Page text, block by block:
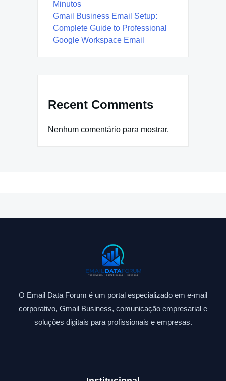
Minutos
Gmail Business Email Setup:
Complete Guide to Professional
Google Workspace Email
Recent Comments
Nenhum comentário para mostrar.
O Email Data Forum é um portal especializado em e-mail
corporativo, Gmail Business, comunicação empresarial e
soluções digitais para profissionais e empresas.